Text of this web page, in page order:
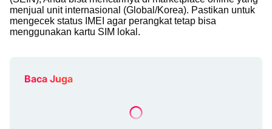
menjual unit internasional (Global/Korea). Pastikan untuk
mengecek status IMEI agar perangkat tetap bisa
menggunakan kartu SIM lokal.
Baca Juga